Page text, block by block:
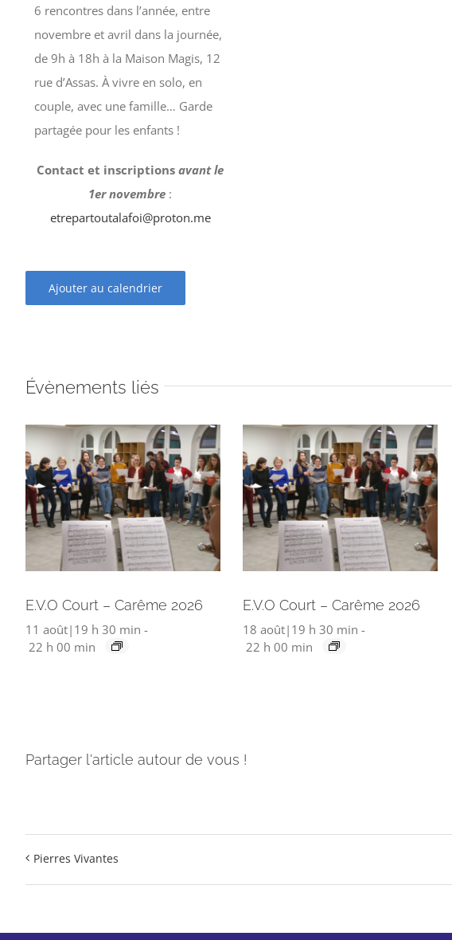
6 rencontres dans l’année, entre
novembre et avril dans la journée,
de 9h à 18h à la Maison Magis, 12
rue d’Assas. À vivre en solo, en
couple, avec une famille… Garde
partagée pour les enfants !
Contact et inscriptionsavant le
1er novembre :
etrepartoutalafoi@proton.me
Ajouter au calendrier
Évènements liés
E.V.O Court – Carême 2026
11 août|19 h 30 min -
22 h 00 min
E.V.O Court – Carême 2026
18 août|19 h 30 min -
22 h 00 min
Partager l'article autour de vous !
Pierres Vivantes